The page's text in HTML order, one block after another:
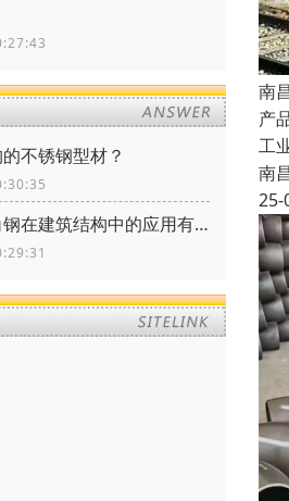
不锈钢型材？
不锈钢槽钢和不锈钢角钢在建筑结构中的应用有何区别？
南
产
工
南
25-